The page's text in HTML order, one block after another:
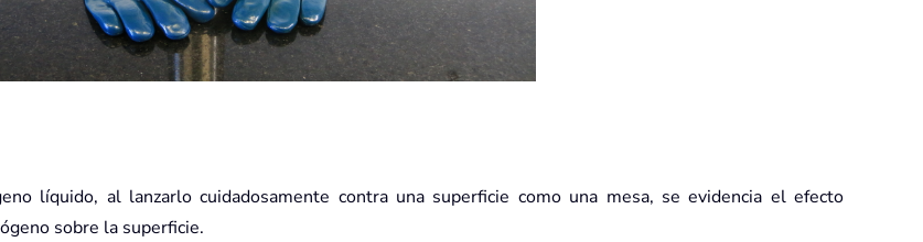
líquido, al lanzarlo cuidadosamente contra una superficie como una mesa, se evidencia el efecto
sobre la superficie.